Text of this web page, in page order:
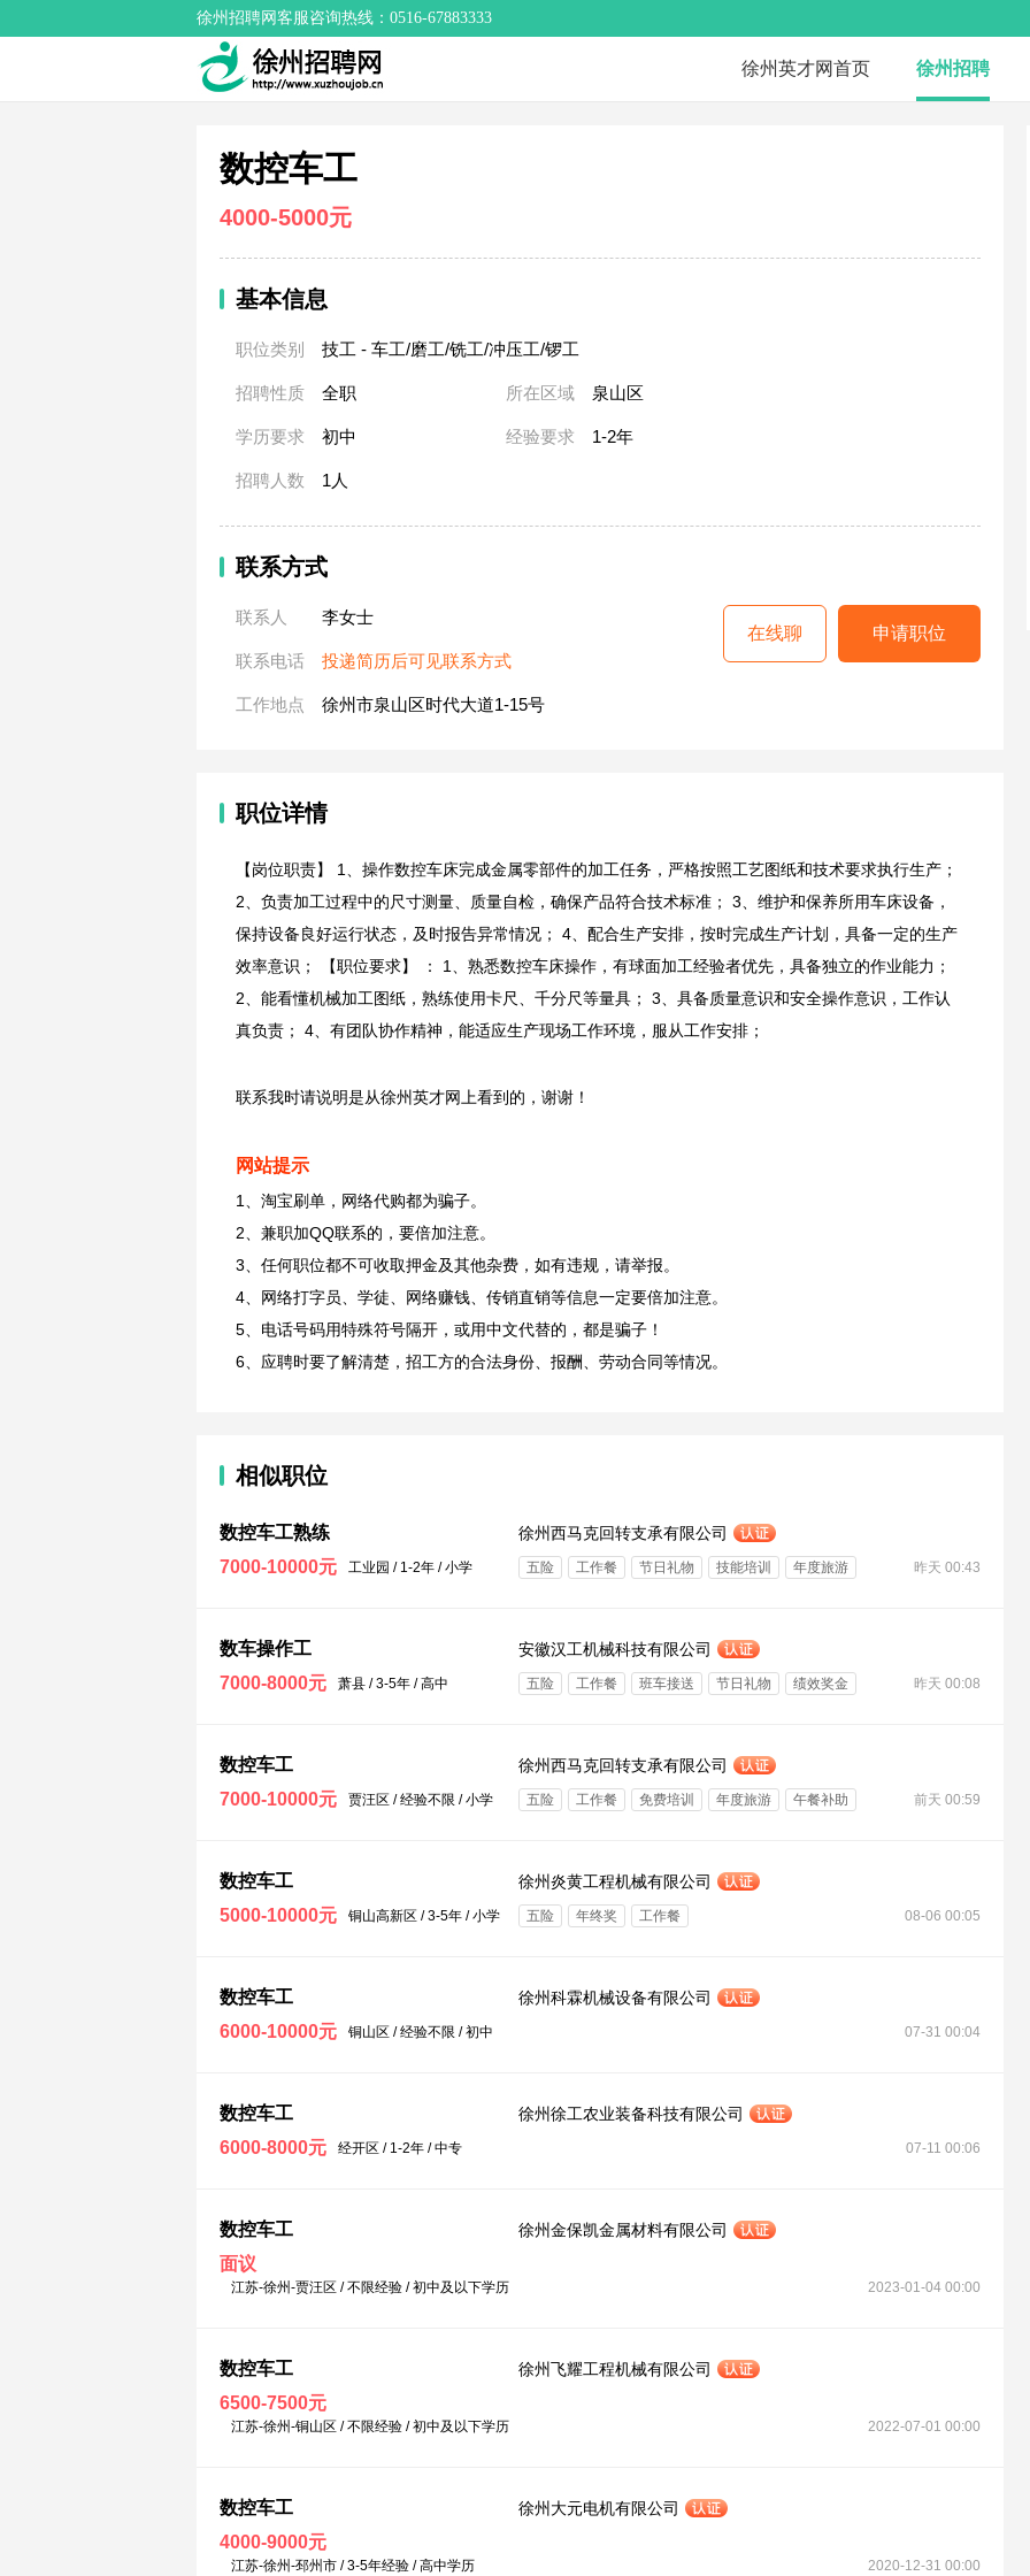
徐州招聘网客服咨询热线：0516-67883333
徐州英才网首页 徐州招聘
数控车工
4000-5000元
基本信息
职位类别 技工 - 车工/磨工/铣工/冲压工/锣工
招聘性质 全职 所在区域 泉山区
学历要求 初中 经验要求 1-2年
招聘人数 1人
联系方式
联系人 李女士
联系电话 投递简历后可见联系方式
工作地点 徐州市泉山区时代大道1-15号
在线聊 申请职位
职位详情
【岗位职责】 1、操作数控车床完成金属零部件的加工任务，严格按照工艺图纸和技术要求执行生产；
2、负责加工过程中的尺寸测量、质量自检，确保产品符合技术标准； 3、维护和保养所用车床设备，
保持设备良好运行状态，及时报告异常情况； 4、配合生产安排，按时完成生产计划，具备一定的生产
效率意识； 【职位要求】 ： 1、熟悉数控车床操作，有球面加工经验者优先，具备独立的作业能力；
2、能看懂机械加工图纸，熟练使用卡尺、千分尺等量具； 3、具备质量意识和安全操作意识，工作认
真负责； 4、有团队协作精神，能适应生产现场工作环境，服从工作安排；
联系我时请说明是从徐州英才网上看到的，谢谢！
网站提示
1、淘宝刷单，网络代购都为骗子。
2、兼职加QQ联系的，要倍加注意。
3、任何职位都不可收取押金及其他杂费，如有违规，请举报。
4、网络打字员、学徒、网络赚钱、传销直销等信息一定要倍加注意。
5、电话号码用特殊符号隔开，或用中文代替的，都是骗子！
6、应聘时要了解清楚，招工方的合法身份、报酬、劳动合同等情况。
相似职位
数控车工熟练
7000-10000元
工业园 / 1-2年 / 小学
徐州西马克回转支承有限公司
五险 工作餐 节日礼物 技能培训 年度旅游 昨天 00:43
数车操作工
7000-8000元
萧县 / 3-5年 / 高中
安徽汉工机械科技有限公司
五险 工作餐 班车接送 节日礼物 绩效奖金 昨天 00:08
数控车工
7000-10000元
贾汪区 / 经验不限 / 小学
徐州西马克回转支承有限公司
五险 工作餐 免费培训 年度旅游 午餐补助 前天 00:59
数控车工
5000-10000元
铜山高新区 / 3-5年 / 小学
徐州炎黄工程机械有限公司
五险 年终奖 工作餐 08-06 00:05
数控车工
6000-10000元
铜山区 / 经验不限 / 初中
徐州科霖机械设备有限公司
07-31 00:04
数控车工
6000-8000元
经开区 / 1-2年 / 中专
徐州徐工农业装备科技有限公司
07-11 00:06
数控车工
面议
江苏-徐州-贾汪区 / 不限经验 / 初中及以下学历
徐州金保凯金属材料有限公司
2023-01-04 00:00
数控车工
6500-7500元
江苏-徐州-铜山区 / 不限经验 / 初中及以下学历
徐州飞耀工程机械有限公司
2022-07-01 00:00
数控车工
4000-9000元
江苏-徐州-邳州市 / 3-5年经验 / 高中学历
徐州大元电机有限公司
2020-12-31 00:00